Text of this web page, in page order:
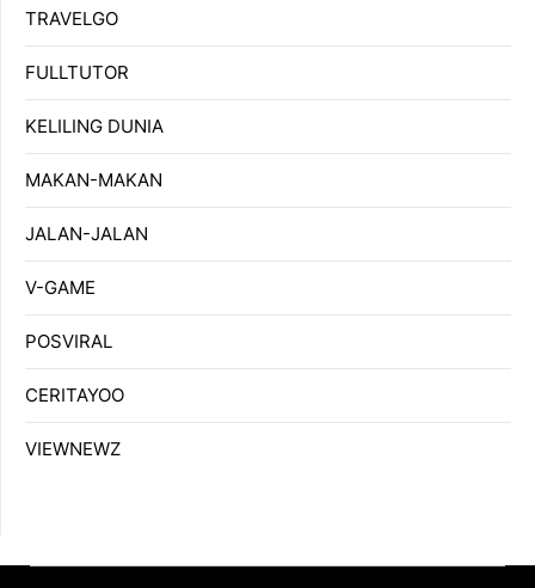
TRAVELGO
FULLTUTOR
KELILING DUNIA
MAKAN-MAKAN
JALAN-JALAN
V-GAME
POSVIRAL
CERITAYOO
VIEWNEWZ